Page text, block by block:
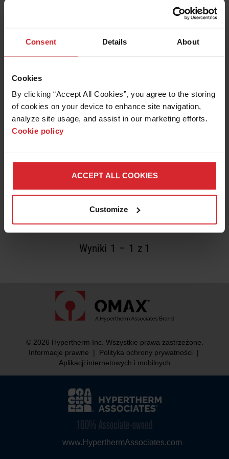
Consent Details About
Cookies
By clicking “Accept All Cookies”, you agree to the storing
of cookies on your device to enhance site navigation,
analyze site usage, and assist in our marketing efforts.
Cookie policy
ACCEPT ALL COOKIES
Customize
MASZYNACH DO CIĘCIA WODĄ
SEEBERGER NATURSTEINWERK ZWIĘKSZA
SPRZEDAŻ DZIĘKI TECHNOLOGII CIĘCIA
STRUMIENIEM WODY OMAX
Wyniki 1 – 1 z 1
© 2026 Hypertherm Inc. Wszystkie prawa zastrzeżone.
Informacje prawne
| Polityka ochrony prywatności
|
Aplikacji internetowych i mobilnych
www.HyperthermAssociates.com